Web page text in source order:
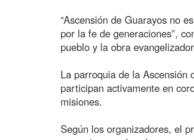
“Ascensión de Guarayos no
por la fe de generaciones”,
pueblo y la obra
La parroquia de la Ascensión
participan activamente en
misiones.
Según los organizadores, el